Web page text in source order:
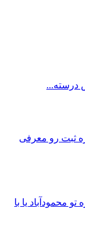
درسته...
ثبت‌ رو معرفی
محمودآباد یا با